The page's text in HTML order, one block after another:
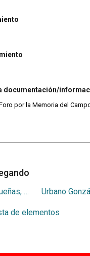
documentación/
por la Memoria del
Traverso Dueñas, José
de elementos